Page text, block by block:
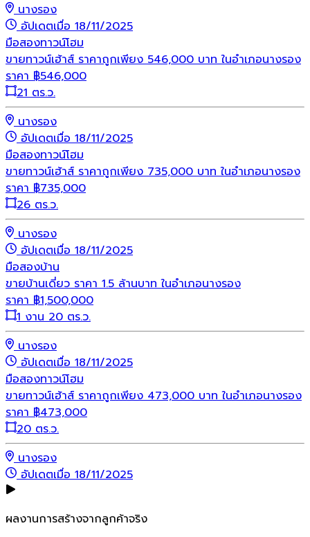
นางรอง
อัปเดตเมื่อ 18/11/2025
มือสองทาวน์โฮม
ขายทาวน์เฮ้าส์ ราคาถูกเพียง 546,000 บาท ในอำเภอนางรอง
ราคา ฿546,000
21 ตร.ว.
นางรอง
อัปเดตเมื่อ 18/11/2025
มือสองทาวน์โฮม
ขายทาวน์เฮ้าส์ ราคาถูกเพียง 735,000 บาท ในอำเภอนางรอง
ราคา ฿735,000
26 ตร.ว.
นางรอง
อัปเดตเมื่อ 18/11/2025
มือสองบ้าน
ขายบ้านเดี่ยว ราคา 1.5 ล้านบาท ในอำเภอนางรอง
ราคา ฿1,500,000
1 งาน 20 ตร.ว.
นางรอง
อัปเดตเมื่อ 18/11/2025
มือสองทาวน์โฮม
ขายทาวน์เฮ้าส์ ราคาถูกเพียง 473,000 บาท ในอำเภอนางรอง
ราคา ฿473,000
20 ตร.ว.
นางรอง
อัปเดตเมื่อ 18/11/2025
ผลงานการสร้างจากลูกค้าจริง